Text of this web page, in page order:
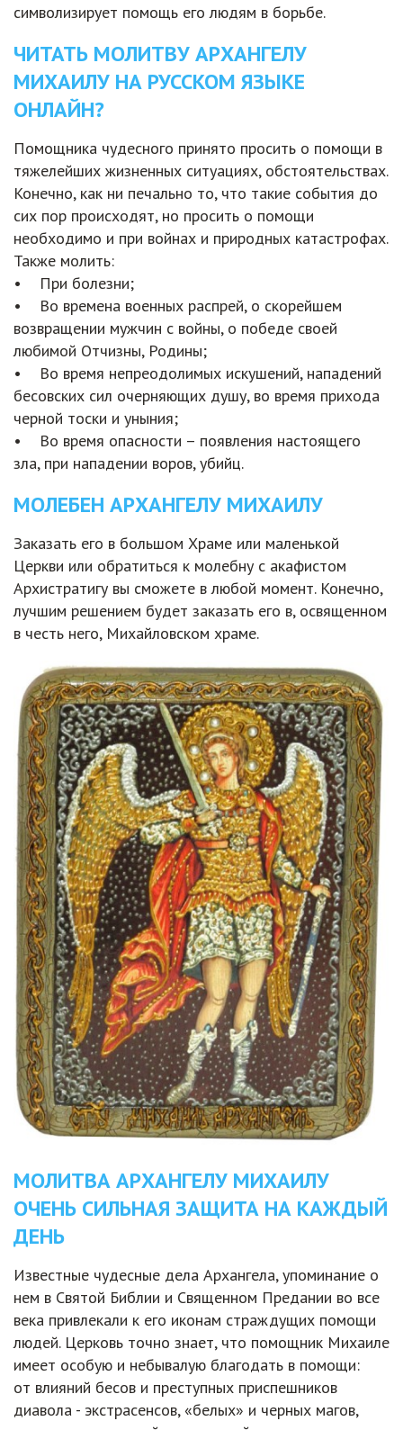
символизирует помощь его людям в борьбе.
ЧИТАТЬ МОЛИТВУ АРХАНГЕЛУ
МИХАИЛУ НА РУССКОМ ЯЗЫКЕ
ОНЛАЙН?
Помощника чудесного принято просить о помощи в
тяжелейших жизненных ситуациях, обстоятельствах.
Конечно, как ни печально то, что такие события до
сих пор происходят, но просить о помощи
необходимо и при войнах и природных катастрофах.
Также молить:
• При болезни;
• Во времена военных распрей, о скорейшем
возвращении мужчин с войны, о победе своей
любимой Отчизны, Родины;
• Во время непреодолимых искушений, нападений
бесовских сил очерняющих душу, во время прихода
черной тоски и уныния;
• Во время опасности – появления настоящего
зла, при нападении воров, убийц.
МОЛЕБЕН АРХАНГЕЛУ МИХАИЛУ
Заказать его в большом Храме или маленькой
Церкви или обратиться к молебну с акафистом
Архистратигу вы сможете в любой момент. Конечно,
лучшим решением будет заказать его в, освященном
в честь него, Михайловском храме.
МОЛИТВА АРХАНГЕЛУ МИХАИЛУ
ОЧЕНЬ СИЛЬНАЯ ЗАЩИТА НА КАЖДЫЙ
ДЕНЬ
Известные чудесные дела Архангела, упоминание о
нем в Святой Библии и Священном Предании во все
века привлекали к его иконам страждущих помощи
людей. Церковь точно знает, что помощник Михаиле
имеет особую и небывалую благодать в помощи:
от влияний бесов и преступных приспешников
диавола - экстрасенсов, «белых» и черных магов,